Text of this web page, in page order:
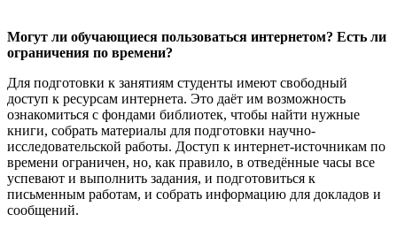
Могут ли обучающиеся пользоваться интернетом? Есть ли
ограничения по времени?
Для подготовки к занятиям студенты имеют свободный
доступ к ресурсам интернета. Это даёт им возможность
ознакомиться с фондами библиотек, чтобы найти нужные
книги, собрать материалы для подготовки научно-
исследовательской работы. Доступ к интернет-источникам по
времени ограничен, но, как правило, в отведённые часы все
успевают и выполнить задания, и подготовиться к
письменным работам, и собрать информацию для докладов и
сообщений.